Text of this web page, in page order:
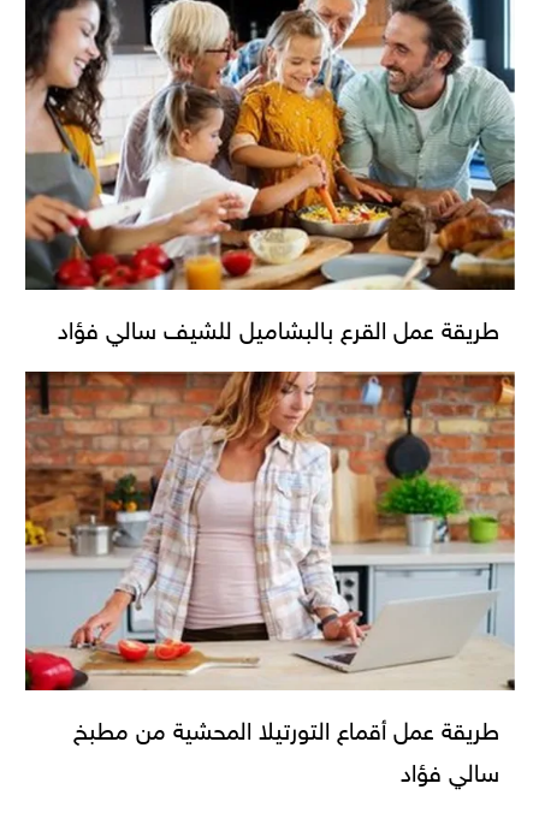
طريقة عمل القرع بالبشاميل للشيف سالي فؤاد
طريقة عمل أقماع التورتيلا المحشية من مطبخ
سالي فؤاد